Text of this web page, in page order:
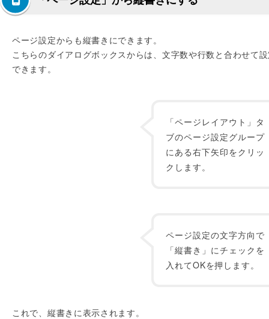
ページ設定からも縦書きにできます。
こちらのダイアログボックスからは、文字数や行数と合わせて
できます。
「ページレイアウト」タ
ブのページ設定グループ
にある右下矢印をクリッ
クします。
ページ設定の文字方向で
「縦書き」にチェックを
入れてOKを押します。
これで、縦書きに表示されます。